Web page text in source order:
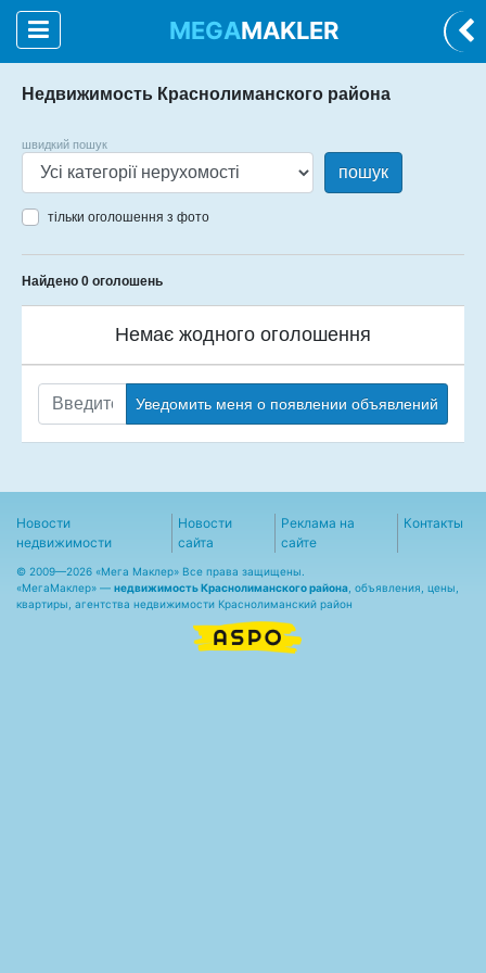
MEGAMAKLER
Недвижимость Краснолиманского района
швидкий пошук
пошук
тільки оголошення з фото
Найдено 0 оголошень
Немає жодного оголошення
Уведомить меня о появлении объявлений
Новости
недвижимости
Новости
сайта
Реклама на
сайте
Контакты
© 2009—2026 «Мега Маклер» Все права защищены.
«МегаМаклер» — недвижимость Краснолиманского района , объявления, цены,
квартиры, агентства недвижимости Краснолиманский район